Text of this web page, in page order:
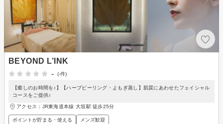
BEYOND L’INK
-
(-件)
【癒しのお時間を♪】【ハーブピーリング・よもぎ蒸し】肌質にあわせたフェイシャル
コースをご提供♪
アクセス：JR東海道本線 大垣駅 徒歩25分
ポイントが貯まる・使える メンズ歓迎